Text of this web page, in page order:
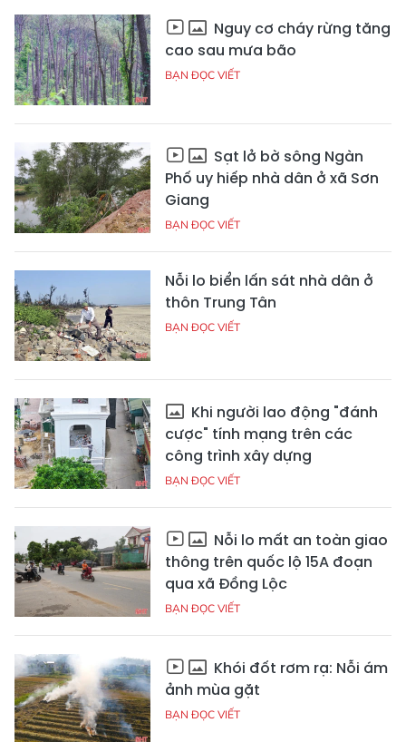
Nguy cơ cháy rừng tăng
cao sau mưa bão
BẠN ĐỌC VIẾT
Sạt lở bờ sông Ngàn
Phố uy hiếp nhà dân ở xã Sơn
Giang
BẠN ĐỌC VIẾT
Nỗi lo biển lấn sát nhà dân ở
thôn Trung Tân
BẠN ĐỌC VIẾT
Khi người lao động "đánh
cược" tính mạng trên các
công trình xây dựng
BẠN ĐỌC VIẾT
Nỗi lo mất an toàn giao
thông trên quốc lộ 15A đoạn
qua xã Đồng Lộc
BẠN ĐỌC VIẾT
Khói đốt rơm rạ: Nỗi ám
ảnh mùa gặt
BẠN ĐỌC VIẾT